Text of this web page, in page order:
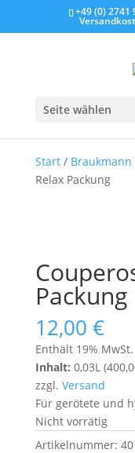
+49 (0) 2741
Seite wählen
Start/ Braukmann
Relax Packung
Packung
12,00 €
Enthält 19% MwSt.
Inhalt: 0,03L (
zzgl. Versand
Für gerötete und
Nicht vorrätig
Artikelnummer: